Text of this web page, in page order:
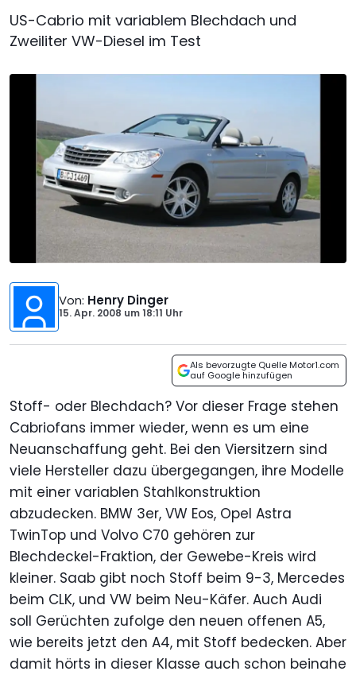
US-Cabrio mit variablem Blechdach und
Zweiliter VW-Diesel im Test
Von: Henry Dinger
15. Apr. 2008 um18:11 Uhr
Als bevorzugte Quelle Motor1.com
auf Google hinzufügen
Stoff- oder Blechdach? Vor dieser Frage stehen
Cabriofans immer wieder, wenn es um eine
Neuanschaffung geht. Bei den Viersitzern sind
viele Hersteller dazu übergegangen, ihre Modelle
mit einer variablen Stahlkonstruktion
abzudecken. BMW 3er, VW Eos, Opel Astra
TwinTop und Volvo C70 gehören zur
Blechdeckel-Fraktion, der Gewebe-Kreis wird
kleiner. Saab gibt noch Stoff beim 9-3, Mercedes
beim CLK, und VW beim Neu-Käfer. Auch Audi
soll Gerüchten zufolge den neuen offenen A5,
wie bereits jetzt den A4, mit Stoff bedecken. Aber
damit hörts in dieser Klasse auch schon beinahe